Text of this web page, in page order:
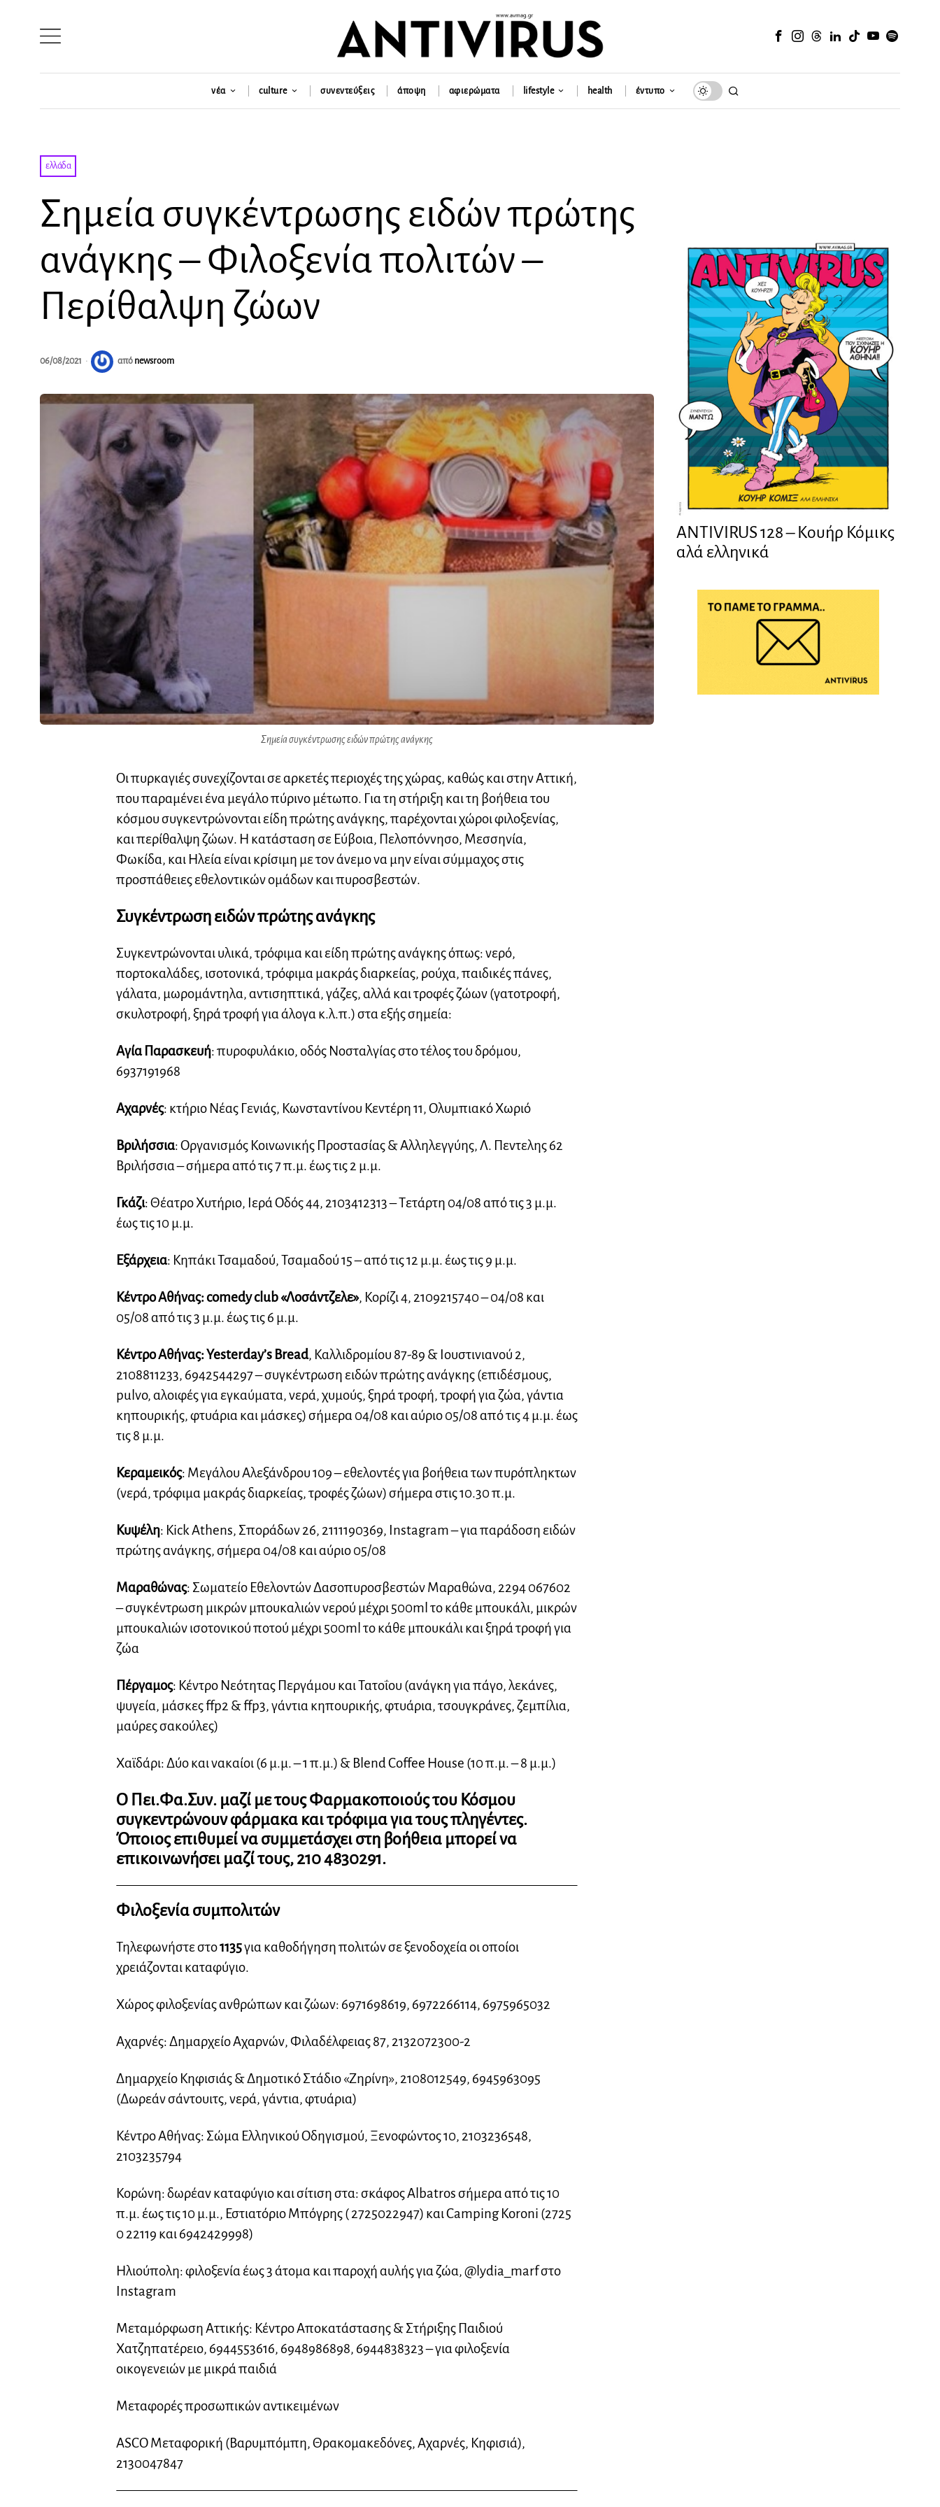
νέα culture συνεντεύξεις άποψη αφιερώματα lifestyle health έντυπο
ελλάδα
Σημεία συγκέντρωσης ειδών πρώτης
ανάγκης – Φιλοξενία πολιτών –
Περίθαλψη ζώων
06/08/2021 από newsroom
Σημεία συγκέντρωσης ειδών πρώτης ανάγκης
Οι πυρκαγιές συνεχίζονται σε αρκετές περιοχές της χώρας, καθώς και στην Αττική,
που παραμένει ένα μεγάλο πύρινο μέτωπο. Για τη στήριξη και τη βοήθεια του
κόσμου συγκεντρώνονται είδη πρώτης ανάγκης, παρέχονται χώροι φιλοξενίας,
και περίθαλψη ζώων. Η κατάσταση σε Εύβοια, Πελοπόννησο, Μεσσηνία,
Φωκίδα, και Ηλεία είναι κρίσιμη με τον άνεμο να μην είναι σύμμαχος στις
προσπάθειες εθελοντικών ομάδων και πυροσβεστών.
Συγκέντρωση ειδών πρώτης ανάγκης
Συγκεντρώνονται υλικά, τρόφιμα και είδη πρώτης ανάγκης όπως: νερό,
πορτοκαλάδες, ισοτονικά, τρόφιμα μακράς διαρκείας, ρούχα, παιδικές πάνες,
γάλατα, μωρομάντηλα, αντισηπτικά, γάζες, αλλά και τροφές ζώων (γατοτροφή,
σκυλοτροφή, ξηρά τροφή για άλογα κ.λ.π.) στα εξής σημεία:
Αγία Παρασκευή: πυροφυλάκιο, οδός Νοσταλγίας στο τέλος του δρόμου,
6937191968
Αχαρνές: κτήριο Νέας Γενιάς, Κωνσταντίνου Κεντέρη 11, Ολυμπιακό Χωριό
Βριλήσσια: Οργανισμός Κοινωνικής Προστασίας & Αλληλεγγύης, Λ. Πεντελης 62
Βριλήσσια – σήμερα από τις 7 π.μ. έως τις 2 μ.μ.
Γκάζι: Θέατρο Χυτήριο, Ιερά Οδός 44, 2103412313 – Τετάρτη 04/08 από τις 3 μ.μ.
έως τις 10 μ.μ.
Εξάρχεια: Κηπάκι Τσαμαδού, Τσαμαδού 15 – από τις 12 μ.μ. έως τις 9 μ.μ.
Κέντρο Αθήνας: comedy club «Λοσάντζελε», Κορίζι 4, 2109215740 – 04/08 και
05/08 από τις 3 μ.μ. έως τις 6 μ.μ.
Κέντρο Αθήνας: Yesterday’s Bread, Καλλιδρομίου 87-89 & Ιουστινιανού 2,
2108811233, 6942544297 – συγκέντρωση ειδών πρώτης ανάγκης (επιδέσμους,
pulvo, αλοιφές για εγκαύματα, νερά, χυμούς, ξηρά τροφή, τροφή για ζώα, γάντια
κηπουρικής, φτυάρια και μάσκες) σήμερα 04/08 και αύριο 05/08 από τις 4 μ.μ. έως
τις 8 μ.μ.
Κεραμεικός: Μεγάλου Αλεξάνδρου 109 – εθελοντές για βοήθεια των πυρόπληκτων
(νερά, τρόφιμα μακράς διαρκείας, τροφές ζώων) σήμερα στις 10.30 π.μ.
Κυψέλη: Kick Athens, Σποράδων 26, 2111190369, Instagram – για παράδοση ειδών
πρώτης ανάγκης, σήμερα 04/08 και αύριο 05/08
Μαραθώνας: Σωματείο Εθελοντών Δασοπυροσβεστών Μαραθώνα, 2294 067602
– συγκέντρωση μικρών μπουκαλιών νερού μέχρι 500ml το κάθε μπουκάλι, μικρών
μπουκαλιών ισοτονικού ποτού μέχρι 500ml το κάθε μπουκάλι και ξηρά τροφή για
ζώα
Πέργαμος: Κέντρο Νεότητας Περγάμου και Τατοΐου (ανάγκη για πάγο, λεκάνες,
ψυγεία, μάσκες ffp2 & ffp3, γάντια κηπουρικής, φτυάρια, τσουγκράνες, ζεμπίλια,
μαύρες σακούλες)
Χαϊδάρι: Δύο και νακαίοι (6 μ.μ. – 1 π.μ.) & Blend Coffee House (10 π.μ. – 8 μ.μ.)
Ο Πει.Φα.Συν. μαζί με τουςΦαρμακοποιούς του Κόσμου
συγκεντρώνουν φάρμακα και τρόφιμα για τους πληγέντες.
Όποιος επιθυμεί να συμμετάσχει στη βοήθεια μπορεί να
επικοινωνήσει μαζί τους, 210 4830291.
Φιλοξενία συμπολιτών
Τηλεφωνήστε στο1135για καθοδήγηση πολιτών σε ξενοδοχεία οι οποίοι
χρειάζονται καταφύγιο.
Χώρος φιλοξενίας ανθρώπων και ζώων: 6971698619, 6972266114, 6975965032
Αχαρνές: Δημαρχείο Αχαρνών, Φιλαδέλφειας 87, 2132072300-2
Δημαρχείο Κηφισιάς & Δημοτικό Στάδιο «Ζηρίνη», 2108012549, 6945963095
(Δωρεάν σάντουιτς, νερά, γάντια, φτυάρια)
Κέντρο Αθήνας: Σώμα Ελληνικού Οδηγισμού, Ξενοφώντος 10, 2103236548,
2103235794
Κορώνη: δωρέαν καταφύγιο και σίτιση στα: σκάφος Albatros σήμερα από τις 10
π.μ. έως τις 10 μ.μ., Εστιατόριο Μπόγρης ( 2725022947) και Camping Koroni (2725
0 22119 και 6942429998)
Ηλιούπολη: φιλοξενία έως 3 άτομα και παροχή αυλής για ζώα, @lydia_marf στο
Instagram
Μεταμόρφωση Αττικής: Κέντρο Αποκατάστασης & Στήριξης Παιδιού
Χατζηπατέρειο, 6944553616, 6948986898, 6944838323 – για φιλοξενία
οικογενειών με μικρά παιδιά
Μεταφορές προσωπικών αντικειμένων
ASCO Μεταφορική (Βαρυμπόμπη, Θρακομακεδόνες, Αχαρνές, Κηφισιά),
2130047847
ANTIVIRUS 128 – Kουήρ Κόμικς
αλά ελληνικά